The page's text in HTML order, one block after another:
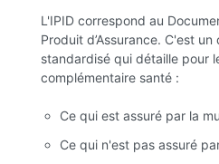
L'IPID correspond au
Produit d’Assurance. C'est
standardisé qui détaille pour
complémentaire santé :
Ce qui est assuré par la
Ce qui n'est pas assuré